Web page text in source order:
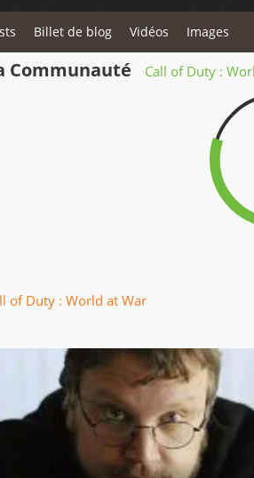
Billet de blog Vidéos Images
Communauté Call of Duty :
of Duty : World at War